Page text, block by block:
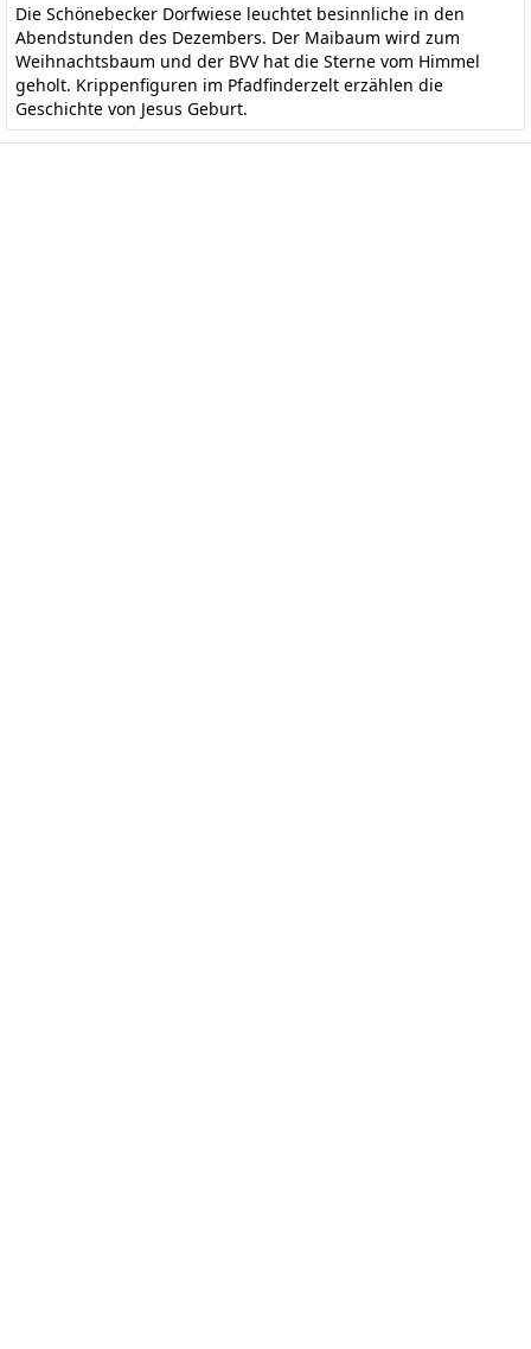
Die Schönebecker Dorfwiese leuchtet besinnliche in den
Abendstunden des Dezembers. Der Maibaum wird zum
Weihnachtsbaum und der BVV hat die Sterne vom Himmel
geholt. Krippenfiguren im Pfadfinderzelt erzählen die
Geschichte von Jesus Geburt.